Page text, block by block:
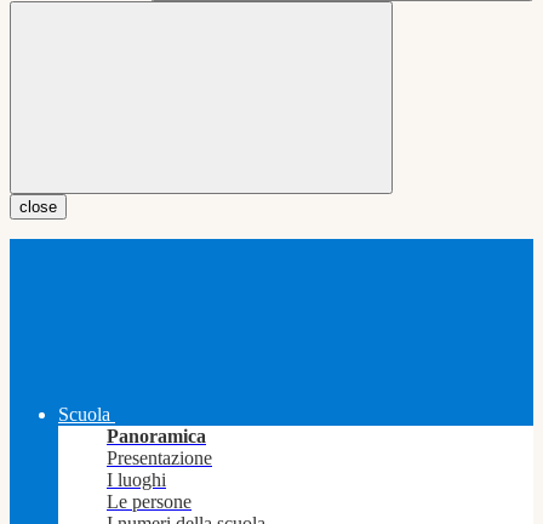
close
Scuola
Panoramica
Presentazione
I luoghi
Le persone